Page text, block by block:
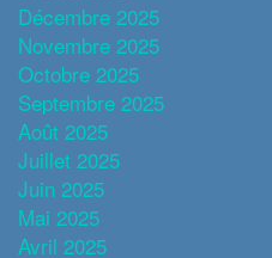
Décembre 2025
Novembre 2025
Octobre 2025
Septembre 2025
Août 2025
Juillet 2025
Juin 2025
Mai 2025
Avril 2025